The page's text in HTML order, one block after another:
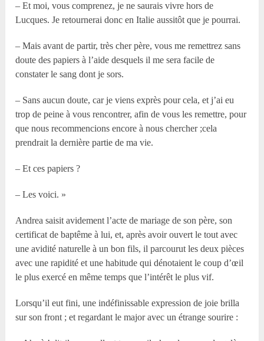
– Et moi, vous comprenez, je ne saurais vivre hors de
Lucques. Je retournerai donc en Italie aussitôt que je pourrai.
– Mais avant de partir, très cher père, vous me remettrez sans
doute des papiers à l’aide desquels il me sera facile de
constater le sang dont je sors.
– Sans aucun doute, car je viens exprès pour cela, et j’ai eu
trop de peine à vous rencontrer, afin de vous les remettre, pour
que nous recommencions encore à nous chercher ;cela
prendrait la dernière partie de ma vie.
– Et ces papiers ?
– Les voici. »
Andrea saisit avidement l’acte de mariage de son père, son
certificat de baptême à lui, et, après avoir ouvert le tout avec
une avidité naturelle à un bon fils, il parcourut les deux pièces
avec une rapidité et une habitude qui dénotaient le coup d’œil
le plus exercé en même temps que l’intérêt le plus vif.
Lorsqu’il eut fini, une indéfinissable expression de joie brilla
sur son front ; et regardant le major avec un étrange sourire :